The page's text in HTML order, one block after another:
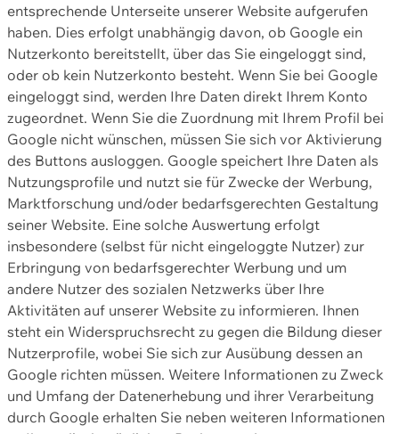
entsprechende Unterseite unserer Website aufgerufen
haben. Dies erfolgt unabhängig davon, ob Google ein
Nutzerkonto bereitstellt, über das Sie eingeloggt sind,
oder ob kein Nutzerkonto besteht. Wenn Sie bei Google
eingeloggt sind, werden Ihre Daten direkt Ihrem Konto
zugeordnet. Wenn Sie die Zuordnung mit Ihrem Profil bei
Google nicht wünschen, müssen Sie sich vor Aktivierung
des Buttons ausloggen. Google speichert Ihre Daten als
Nutzungsprofile und nutzt sie für Zwecke der Werbung,
Marktforschung und/oder bedarfsgerechten Gestaltung
seiner Website. Eine solche Auswertung erfolgt
insbesondere (selbst für nicht eingeloggte Nutzer) zur
Erbringung von bedarfsgerechter Werbung und um
andere Nutzer des sozialen Netzwerks über Ihre
Aktivitäten auf unserer Website zu informieren. Ihnen
steht ein Widerspruchsrecht zu gegen die Bildung dieser
Nutzerprofile, wobei Sie sich zur Ausübung dessen an
Google richten müssen. Weitere Informationen zu Zweck
und Umfang der Datenerhebung und ihrer Verarbeitung
durch Google erhalten Sie neben weiteren Informationen